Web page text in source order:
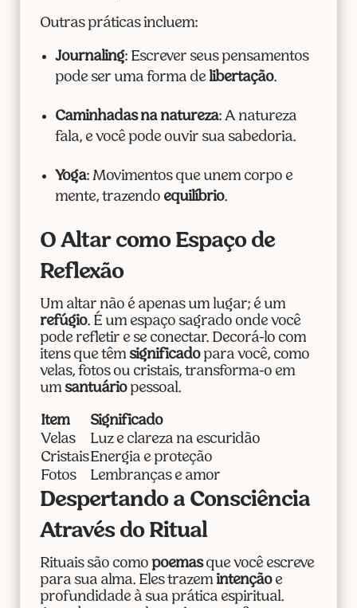
Outras práticas incluem:
Journaling: Escrever seus pensamentos
pode ser uma forma de libertação.
Caminhadas na natureza: A natureza
fala, e você pode ouvir sua sabedoria.
Yoga: Movimentos que unem corpo e
mente, trazendo equilíbrio.
O Altar como Espaço de
Reflexão
Um altar não é apenas um lugar; é um
refúgio. É um espaço sagrado onde você
pode refletir e se conectar. Decorá-lo com
itens que têm significadopara você, como
velas, fotos ou cristais, transforma-o em
um santuáriopessoal.
Item
Significado
Velas
Luz e clareza na escuridão
CristaisEnergia e proteção
Fotos
Lembranças e amor
Despertando a Consciência
Através do Ritual
Rituais são como poemasque você escreve
para sua alma. Eles trazem intençãoe
profundidade à sua prática espiritual.